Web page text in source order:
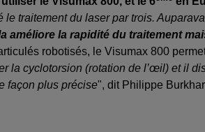
le traitement du laser par trois.
améliore la rapidité du traitement
robotisés, le Visumax 800
la cyclotorsion (rotation de l’œil) et il
façon plus précise", dit Philippe